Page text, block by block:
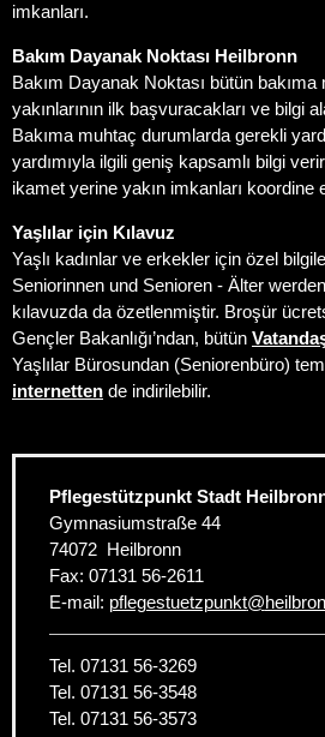
imkanları.
Bakım Dayanak Noktası Heilbronn
Bakım Dayanak Noktası bütün
yakınlarının ilk başvuracakları ve bilgi
Bakıma muhtaç durumlarda gerekli
yardımıyla ilgili geniş kapsamlı bilgi
ikamet yerine yakın imkanları koordine
Yaşlılar için Kılavuz
Yaşlı kadınlar ve erkekler için özel
Seniorinnen und Senioren - Älter
kılavuzda da özetlenmiştir. Broşür
Gençler Bakanlığı’ndan, bütün
Yaşlılar Bürosundan (Seniorenbüro)
internetten de indirilebilir.
Pflegestützpunkt Stadt
Gymnasiumstraße 44
74072 Heilbronn
Fax: 07131 56-2611
E-mail: pflegestuetzpunkt@
Tel. 07131 56-3269
Tel. 07131 56-3548
Tel. 07131 56-3573